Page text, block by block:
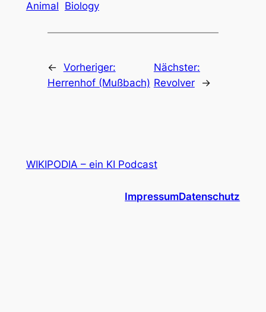
Animal Biology
← Vorheriger:
Herrenhof (Mußbach)
Nächster:
Revolver
→
WIKIPODIA – ein KI Podcast
ImpressumDatenschutz